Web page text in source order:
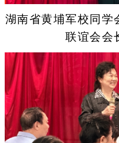
湖南省黄埔军校同学
联谊会会